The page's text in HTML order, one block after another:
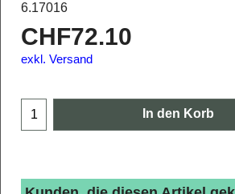
6.17016
CHF72.10
exkl. Versand
In den Korb